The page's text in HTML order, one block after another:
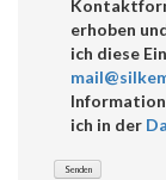
erhoben
ich diese
ich in der